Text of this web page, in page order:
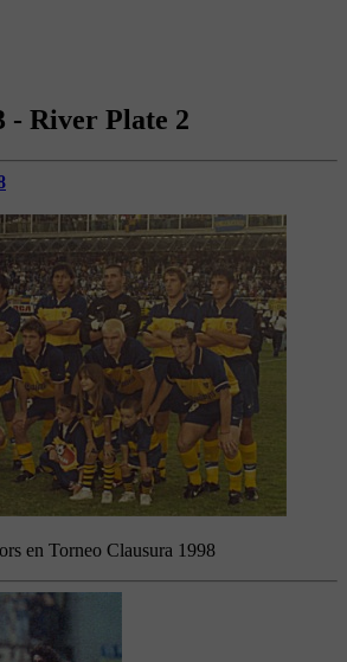
- River Plate 2
en Torneo Clausura 1998